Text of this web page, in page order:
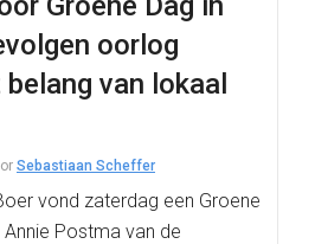
oorlog
van lokaal
Sebastiaan Scheffer
vond zaterdag een Groene
Postma van de